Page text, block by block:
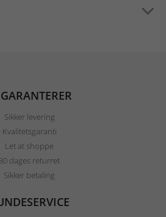
Sikker levering
Kvalitetsgaranti
Let at shoppe
30 dages returret
Sikker betaling